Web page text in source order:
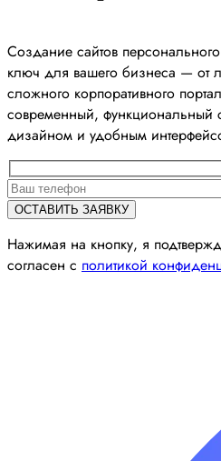
Создание сайтов
ключ для вашего бизнеса — от
сложного корпоративного
современный, функциональный
дизайном и удобным
Нажимая на кнопку, я
согласен с политикой